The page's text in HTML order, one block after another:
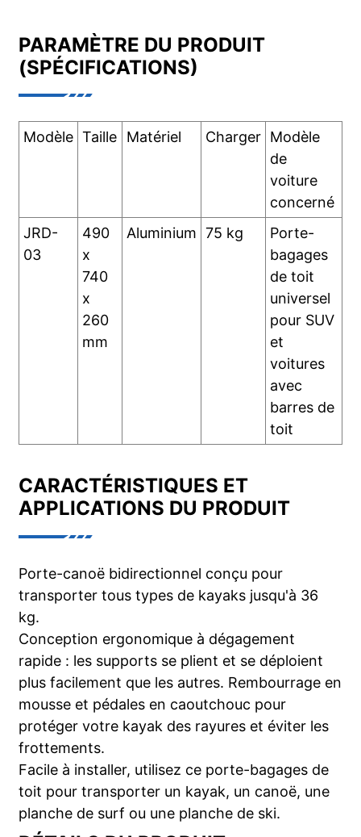
PARAMÈTRE DU PRODUIT
(SPÉCIFICATIONS)
Modèle Taille Matériel Charger Modèle
de
voiture
concerné
JRD-
03
490
x
740
x
260
mm
Aluminium 75 kg
Porte-
bagages
de toit
universel
pour SUV
et
voitures
avec
barres de
toit
CARACTÉRISTIQUES ET
APPLICATIONS DU PRODUIT
Porte-canoë bidirectionnel conçu pour
transporter tous types de kayaks jusqu'à 36
kg.
Conception ergonomique à dégagement
rapide : les supports se plient et se déploient
plus facilement que les autres. Rembourrage en
mousse et pédales en caoutchouc pour
protéger votre kayak des rayures et éviter les
frottements.
Facile à installer, utilisez ce porte-bagages de
toit pour transporter un kayak, un canoë, une
planche de surf ou une planche de ski.